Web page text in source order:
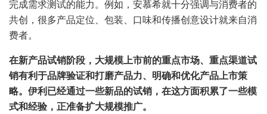
完成需求测试的能力。例如，安慕希就十分强调与消费者的
共创，很多产品定位、包装、口味和传播创意设计就来自消
费者。
在新产品试销阶段，大规模上市前的重点市场、重点渠道试
销有利于品牌验证和打磨产品力、明确和优化产品上市策
略。伊利已经通过一些新品的试销，在这方面积累了一些模
式和经验，正准备扩大规模推广。